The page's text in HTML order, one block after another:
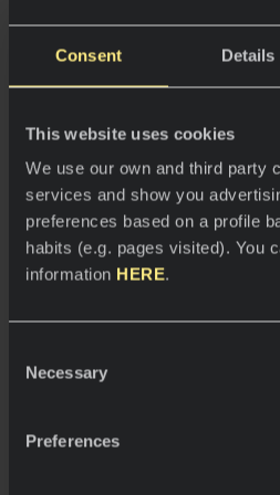
Consent Details
This website uses cookies
We use our own and third party
services and show you
preferences based on a profile
habits (e.g. pages visited). You
information HERE.
Selection
Necessary
Preferences
esmeradas recetas de Juan.
El restaurante se ubica en
arcos de ladrillo visto, que
histórica del espacio. A
filosofía, Amador quería
modernos que aportaran
contraste visual a los
inoxidable y una superficie
todo el conjunto.